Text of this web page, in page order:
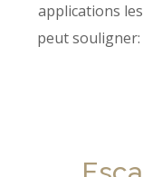
applications
peut